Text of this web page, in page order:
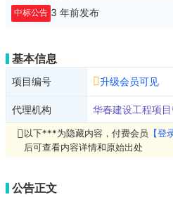
中标公告 3 年前发布
基本信息
项目编号 升级会员可见
代理机构 华春建设工程项
以下***为隐藏内容，付费会员 【登
后可查看内容详情和原始出处
公告正文